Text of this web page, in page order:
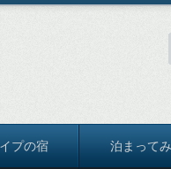
プの宿 泊まって